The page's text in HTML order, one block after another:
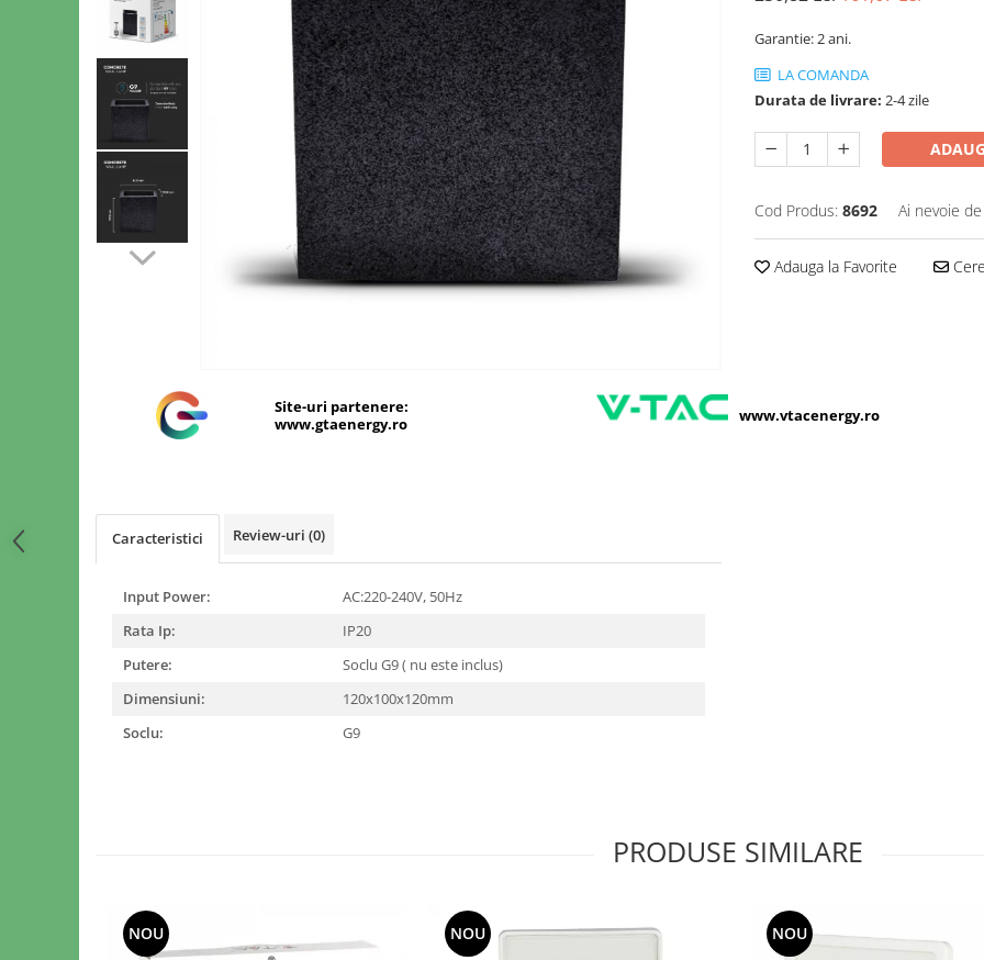
Lămpi de Birou
Garantie: 2 ani.
LA COMANDA
Durata de livrare: 2-4 zile
Cod Produs: 8692 Ai nevoie
Adauga la Favorite
Site-uri partenere:
www.gtaenergy.ro
www.vtacenergy.ro
Caracteristici Review-uri (0)
Input Power:
AC:220-240V, 50Hz
Rata Ip:
IP20
Putere:
Soclu G9 ( nu este inclus)
Dimensiuni:
120x100x120mm
Soclu:
G9
PRODUSE SIMILARE
NOU NOU NOU